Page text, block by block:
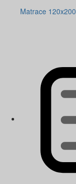
Matrace 120x200